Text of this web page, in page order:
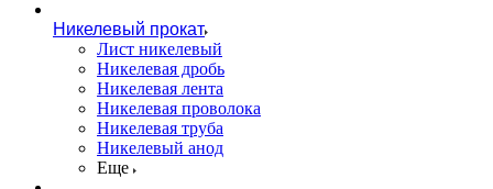
Никелевый прокат
Лист никелевый
Никелевая дробь
Никелевая лента
Никелевая проволока
Никелевая труба
Никелевый анод
Еще